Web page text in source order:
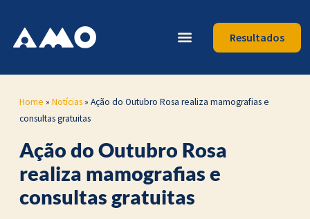
Resultados
Home » Notícias» Ação do Outubro Rosa realiza mamografias e
consultas gratuitas
Ação do Outubro Rosa
realiza mamografias e
consultas gratuitas